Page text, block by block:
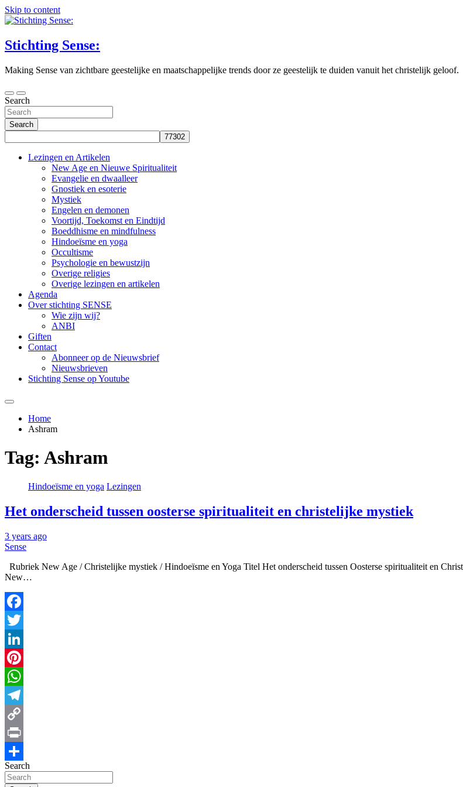
Skip to content
Stichting Sense:
Making Sense van zichtbare geestelijke en maatschappelijke trends door ze geestelijk te duiden vanuit het christelijk geloof.
Search
Search
Lezingen en Artikelen
New Age en Nieuwe Spiritualiteit
Evangelie en dwaalleer
Gnostiek en esoterie
Mystiek
Engelen en demonen
Voortijd, Toekomst en Eindtijd
Boeddhisme en mindfulness
Hindoeïsme en yoga
Occultisme
Psychologie en bewustzijn
Overige religies
Overige lezingen en artikelen
Agenda
Over stichting SENSE
Wie zijn wij?
ANBI
Giften
Contact
Abonneer op de Nieuwsbrief
Nieuwsbrieven
Stichting Sense op Youtube
Home
Ashram
Tag: Ashram
Hindoeïsme en yoga Lezingen
Het onderscheid tussen oosterse spiritualiteit en christelijke mystiek
3 years ago
Sense
Rubriek New Age / Christelijke mystiek / Hindoeïsme en Yoga Titel Het onderscheid tussen Oosterse spiritualiteit en
New…
Facebook
Twitter
LinkedIn
Pinterest
WhatsApp
Telegram
Copy
Link
Print
Share
Search